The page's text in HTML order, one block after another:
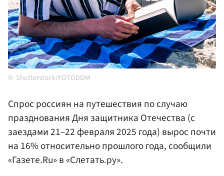
Shutterstock/FOTODOM
Спрос россиян на путешествия по случаю
празднования Дня защитника Отечества (с
заездами 21–22 февраля 2025 года) вырос почти
на 16% относительно прошлого года, сообщили
«Газете.Ru» в «Слетать.ру».